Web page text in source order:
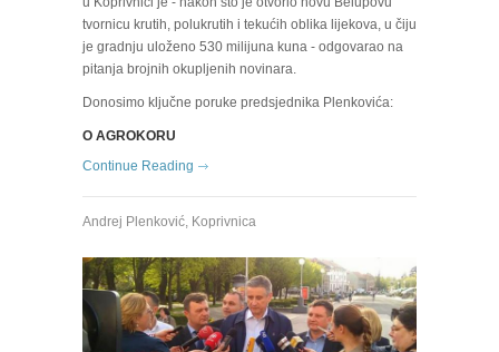
tvornicu krutih, polukrutih i tekućih oblika lijekova, u čiju
je gradnju uloženo 530 milijuna kuna - odgovarao na
pitanja brojnih okupljenih novinara.
Donosimo ključne poruke predsjednika Plenkovića:
O AGROKORU
Continue Reading
Andrej Plenković Koprivnica